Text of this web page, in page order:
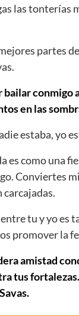
las tonterías
partes
bailar conmigo
en las
estaba, yo
es como una
Conviertes
carcajadas.
tu y yo es
promover la
amistad
tus